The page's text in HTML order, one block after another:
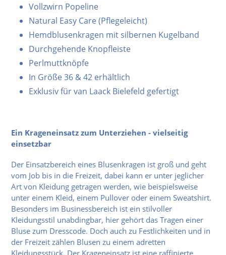
Vollzwirn Popeline
Natural Easy Care (Pflegeleicht)
Hemdblusenkragen mit silbernen Kugelband
Durchgehende Knopfleiste
Perlmuttknöpfe
In Größe 36 & 42 erhältlich
Exklusiv für van Laack Bielefeld gefertigt
Ein Krageneinsatz zum Unterziehen - vielseitig
einsetzbar
Der Einsatzbereich eines Blusenkragen ist groß und geht
vom Job bis in die Freizeit, dabei kann er unter jeglicher
Art von Kleidung getragen werden, wie beispielsweise
unter einem Kleid, einem Pullover oder einem Sweatshirt.
Besonders im Businessbereich ist ein stilvoller
Kleidungsstil unabdingbar, hier gehört das Tragen einer
Bluse zum Dresscode. Doch auch zu Festlichkeiten und in
der Freizeit zählen Blusen zu einem adretten